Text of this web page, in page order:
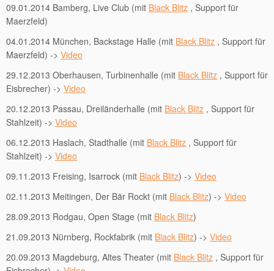
09.01.2014 Bamberg, Live Club (mit Black Blitz , Support für
Maerzfeld)
04.01.2014 München, Backstage Halle (mit Black Blitz , Support für
Maerzfeld) -> Video
29.12.2013 Oberhausen, Turbinenhalle (mit Black Blitz , Support für
Eisbrecher) -> Video
20.12.2013 Passau, Dreiländerhalle (mit Black Blitz , Support für
Stahlzeit) -> Video
06.12.2013 Haslach, Stadthalle (mit Black Blitz , Support für
Stahlzeit) -> Video
09.11.2013 Freising, Isarrock (mit Black Blitz) -> Video
02.11.2013 Meitingen, Der Bär Rockt (mit Black Blitz) -> Video
28.09.2013 Rodgau, Open Stage (mit Black Blitz)
21.09.2013 Nürnberg, Rockfabrik (mit Black Blitz) -> Video
20.09.2013 Magdeburg, Altes Theater (mit Black Blitz , Support für